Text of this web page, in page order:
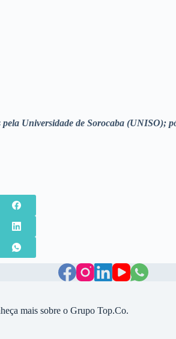
Universidade de Sorocaba
mais sobre o Grupo Top.Co.